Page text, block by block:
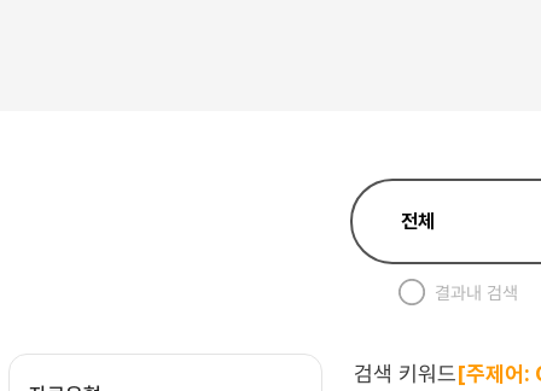
결과내 검색
검색 키워드[주제어: